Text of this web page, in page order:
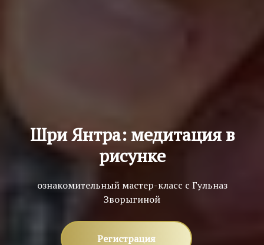
Шри Янтра: медитация в
рисунке
ознакомительный мастер-класс с Гульназ
Зворыгиной
Регистрация